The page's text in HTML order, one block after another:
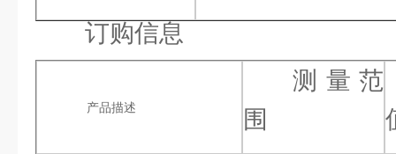
订购信息
产品描述
测量范
围